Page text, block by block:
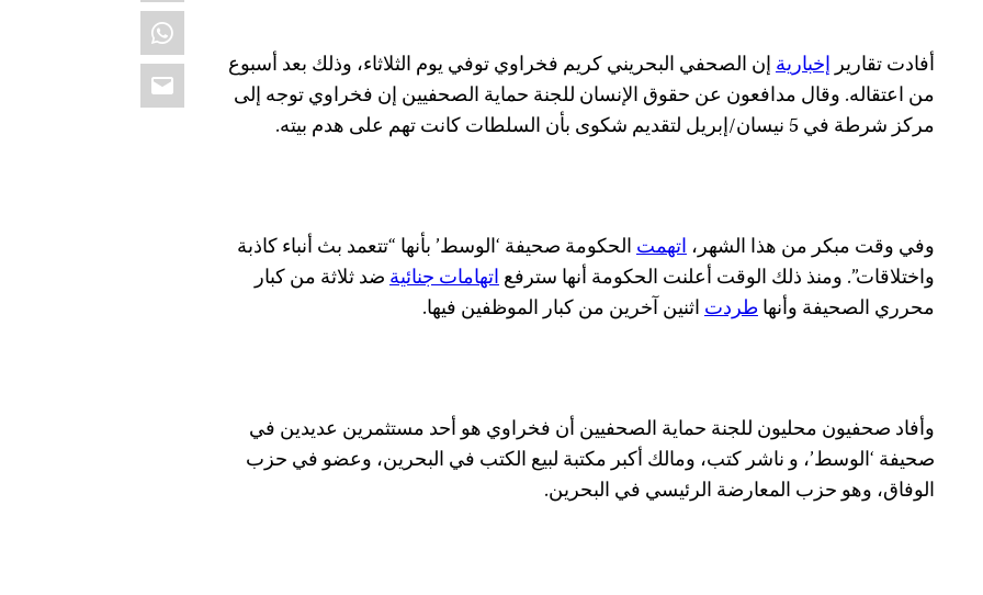
WhatsApp
Email
أفادت تقاريرإخباريةإن الصحفي البحريني كريم فخراوي توفي يوم الثلاثاء، وذلك بعد أسبوع
من اعتقاله. وقال مدافعون عن حقوق الإنسان للجنة حماية الصحفيين إن فخراوي توجه إلى
مركز شرطة في 5 نيسان/إبريل لتقديم شكوى بأن السلطات كانت تهم على هدم بيته.
وفي وقت مبكر من هذا الشهر،اتهمتالحكومة صحيفة ‘الوسط’ بأنها “تتعمد بث أنباء كاذبة
واختلاقات”. ومنذ ذلك الوقت أعلنت الحكومة أنها سترفعاتهامات جنائيةضد ثلاثة من كبار
محرري الصحيفة وأنهاطردتاثنين آخرين من كبار الموظفين فيها.
وأفاد صحفيون محليون للجنة حماية الصحفيين أن فخراوي هو أحد مستثمرين عديدين في
صحيفة ‘الوسط’، و ناشر كتب، ومالك أكبر مكتبة لبيع الكتب في البحرين، وعضو في حزب
الوفاق، وهو حزب المعارضة الرئيسي في البحرين.